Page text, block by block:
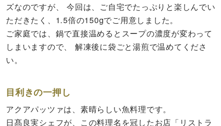
ズなのですが、 今回は、ご自宅でたっぷりと楽しんでい
ただきたく、1.5倍の150gでご用意しました。
ご家庭では、鍋で直接温めるとスープの濃度が変わって
しまいますので、 解凍後に袋ごと湯煎で温めてくださ
い。
目利きの一押し
アクアパッツァは、素晴らしい魚料理です。
日髙良実シェフが、この料理名を冠したお店「リストラ